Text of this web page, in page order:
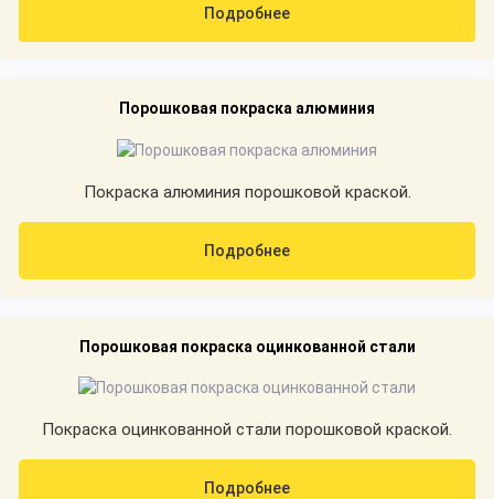
Подробнее
Порошковая покраска алюминия
Покраска алюминия порошковой краской.
Подробнее
Порошковая покраска оцинкованной стали
Покраска оцинкованной стали порошковой краской.
Подробнее